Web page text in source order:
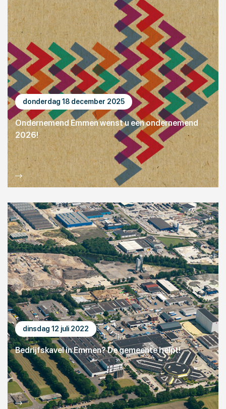
donderdag 18 december 2025
Ondernemend Emmen wenst u een ondernemend
2026!
dinsdag 12 juli 2022
Bedrijfskavel in Emmen? De gemeente helpt!